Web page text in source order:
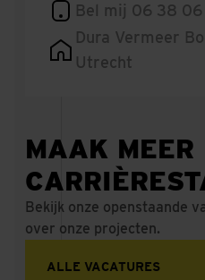
Bel mij 06 38
Dura Vermeer
Utrecht
MAAK MEER
Bekijk onze openstaande
over onze projecten.
ALLE VACATURES